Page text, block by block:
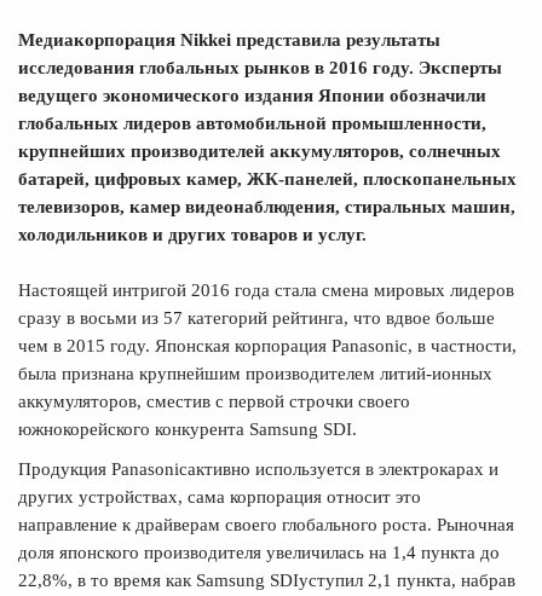
Медиакорпорация Nikkei представила результаты
исследования глобальных рынков в 2016 году. Эксперты
ведущего экономического издания Японии обозначили
глобальных лидеров автомобильной промышленности,
крупнейших производителей аккумуляторов, солнечных
батарей, цифровых камер, ЖК-панелей, плоскопанельных
телевизоров, камер видеонаблюдения, стиральных машин,
холодильников и других товаров и услуг.
Настоящей интригой 2016 года стала смена мировых лидеров
сразу в восьми из 57 категорий рейтинга, что вдвое больше
чем в 2015 году. Японская корпорация Panasonic, в частности,
была признана крупнейшим производителем литий-ионных
аккумуляторов, сместив с первой строчки своего
южнокорейского конкурента Samsung SDI.
Продукция Panasonicактивно используется в электрокарах и
других устройствах, сама корпорация относит это
направление к драйверам своего глобального роста. Рыночная
доля японского производителя увеличилась на 1,4 пункта до
22,8%, в то время как Samsung SDIуступил 2,1 пункта, набрав